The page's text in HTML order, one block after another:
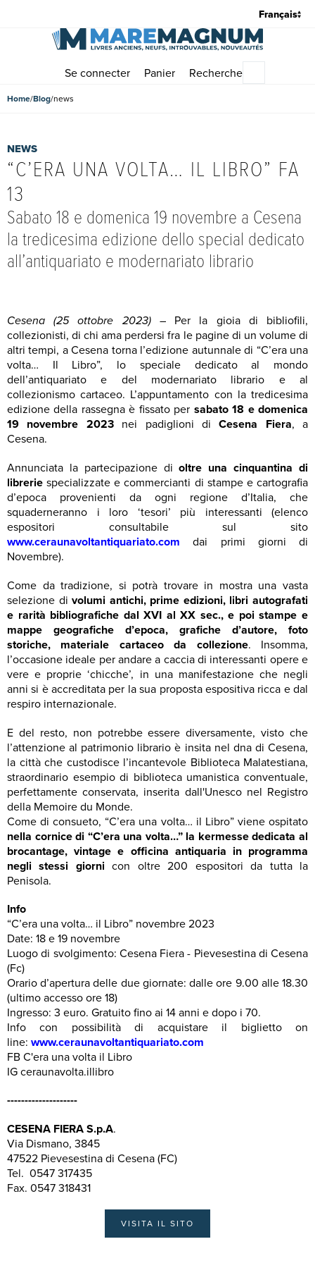
Se connecter Panier Recherche
Home Blog news
“C’ERA UNA VOLTA… IL LIBRO” FA
13
Sabato 18 e domenica 19 novembre a Cesena
la tredicesima edizione dello special dedicato
all’antiquariato e modernariato librario
NEWS
Cesena (25 ottobre 2023)– Per la gioia di bibliofili,
collezionisti, di chi ama perdersi fra le pagine di un volume di
altri tempi, a Cesena torna l’edizione autunnale di “C’era una
volta… Il Libro”, lo speciale dedicato al mondo
dell’antiquariato e del modernariato librario e al
collezionismo cartaceo. L’appuntamento con la tredicesima
edizione della rassegna è fissato per sabato 18 e domenica
19 novembre 2023 nei padiglioni diCesena Fiera, a
Cesena.
Annunciata la partecipazione dioltre una cinquantina di
libreriespecializzate e commercianti di stampe e cartografia
d’epoca provenienti da ogni regione d’Italia, che
squaderneranno i loro ‘tesori’ più interessanti (elenco
espositori consultabile sul sito
www.ceraunavoltantiquariato.com dai primi giorni di
Novembre).
Come da tradizione, si potrà trovare in mostra una vasta
selezione divolumi antichi, prime edizioni, libri autografati
e rarità bibliografiche dal XVI al XX sec., e poi stampe e
mappe geografiche d’epoca, grafiche d’autore, foto
storiche, materiale cartaceo da collezione. Insomma,
l’occasione ideale per andare a caccia di interessanti opere e
vere e proprie ‘chicche’, in una manifestazione che negli
anni si è accreditata per la sua proposta espositiva ricca e dal
respiro internazionale.
E del resto, non potrebbe essere diversamente, visto che
l’attenzione al patrimonio librario è insita nel dna di Cesena,
la città che custodisce l’incantevole Biblioteca Malatestiana,
straordinario esempio di biblioteca umanistica conventuale,
perfettamente conservata, inserita dall'Unesco nel Registro
della Memoire du Monde.
Come di consueto, “C’era una volta… il Libro” viene ospitato
nella cornice di “C’era una volta…” la kermesse dedicata al
brocantage, vintage e officina antiquaria in programma
negli stessi giornicon oltre 200 espositori da tutta la
Penisola.
Info
“C’era una volta… il Libro” novembre 2023
Date: 18 e 19 novembre
Luogo di svolgimento: Cesena Fiera - Pievesestina di Cesena
(Fc)
Orario d’apertura delle due giornate: dalle ore 9.00 alle 18.30
(ultimo accesso ore 18)
Ingresso: 3 euro. Gratuito fino ai 14 anni e dopo i 70.
Info con possibilità di acquistare il biglietto on
line: www.ceraunavoltantiquariato.com
FB C'era una volta il Libro
IG ceraunavolta.illibro
--------------------
CESENA FIERA S.p.A.
Via Dismano, 3845
47522 Pievesestina di Cesena (FC)
Tel. 0547 317435
Fax. 0547 318431
VISITA IL SITO